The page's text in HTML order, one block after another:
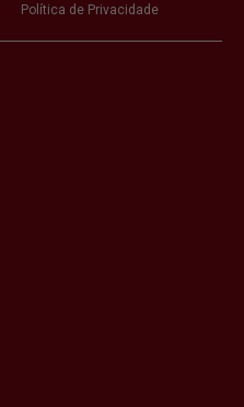
Política de Privacidade